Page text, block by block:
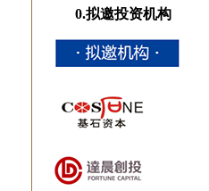
0.拟邀投资机构